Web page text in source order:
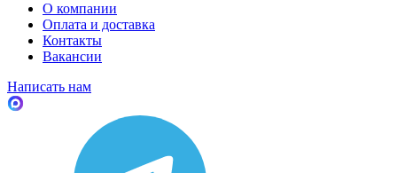
О компании
Оплата и доставка
Контакты
Вакансии
Написать нам